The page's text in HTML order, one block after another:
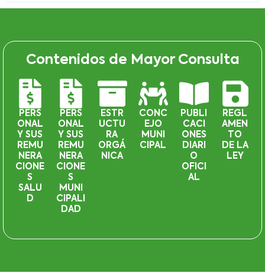
Contenidos de Mayor Consulta
PERS
ONAL
Y SUS
REMU
NERA
CIONE
S
SALU
D
PERS
ONAL
Y SUS
REMU
NERA
CIONE
S
MUNI
CIPALI
DAD
ESTR
UCTU
RA
ORGÁ
NICA
CONC
EJO
MUNI
CIPAL
PUBLI
CACI
ONES
DIARI
O
OFICI
AL
REGL
AMEN
TO
DE LA
LEY